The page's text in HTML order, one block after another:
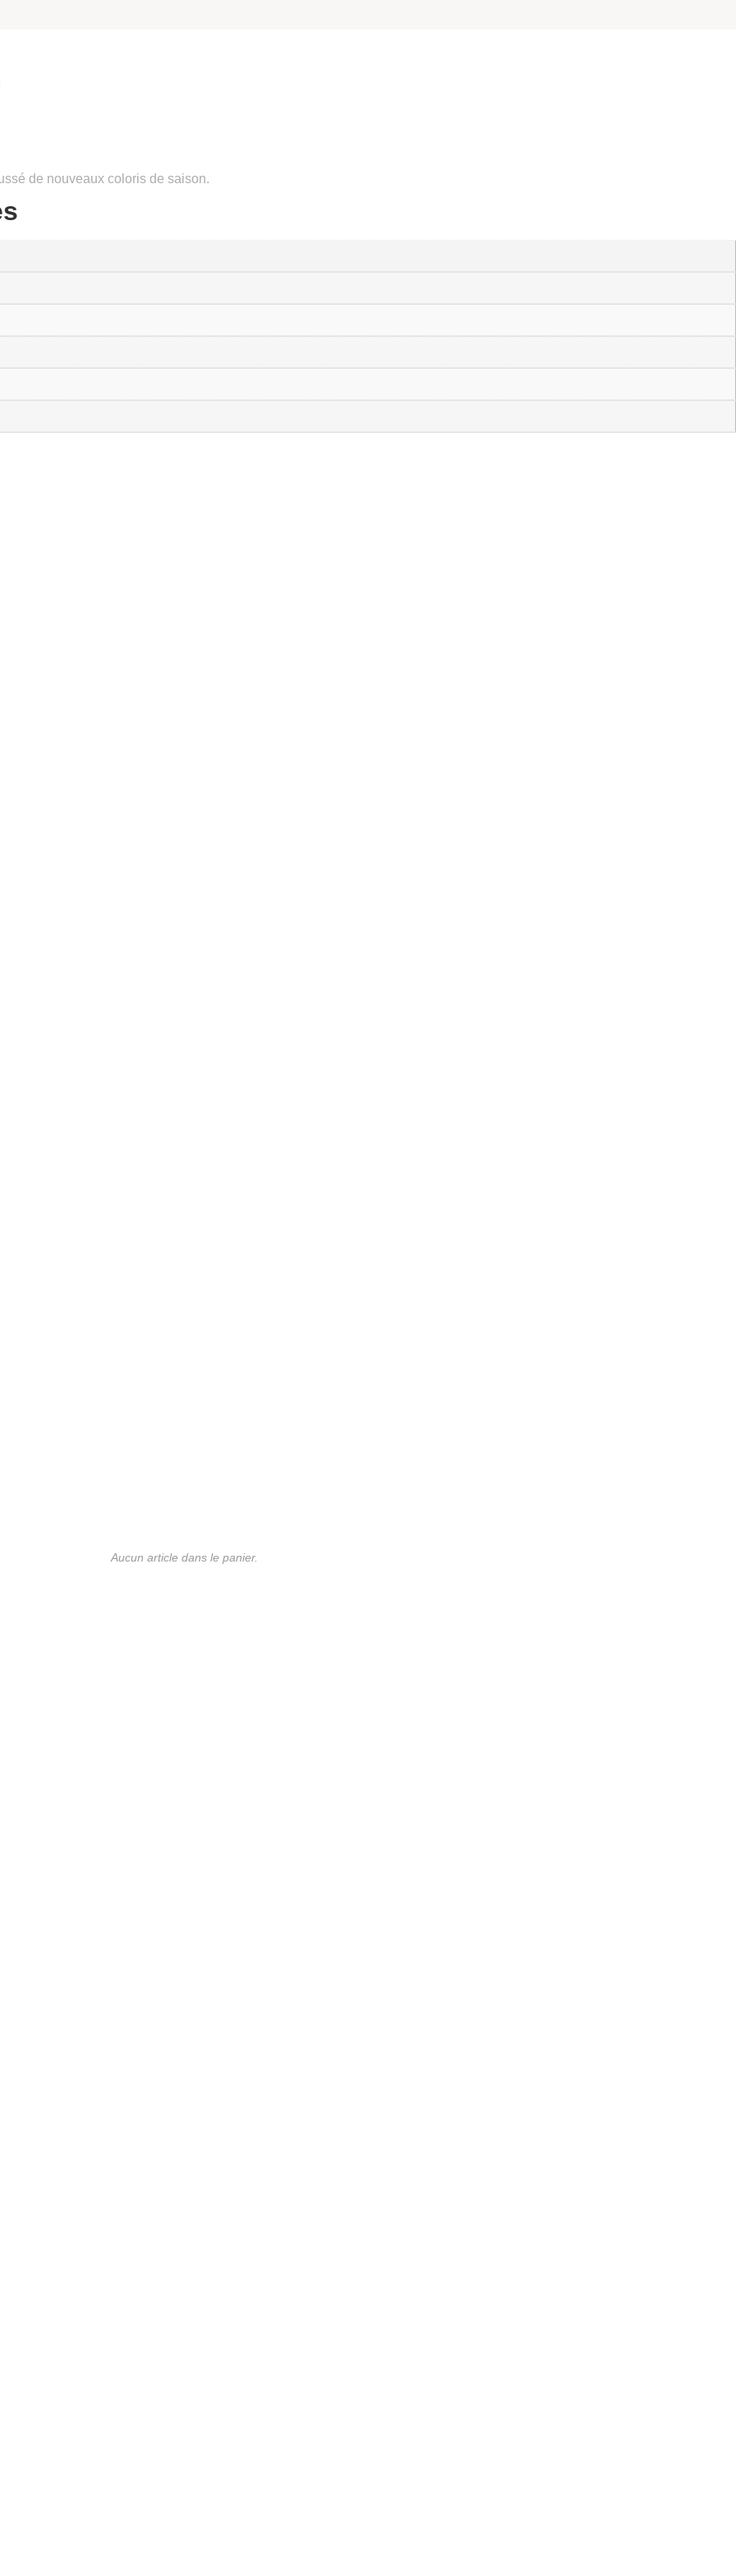
de nouveaux coloris de saison.
Aucun article dans le panier.